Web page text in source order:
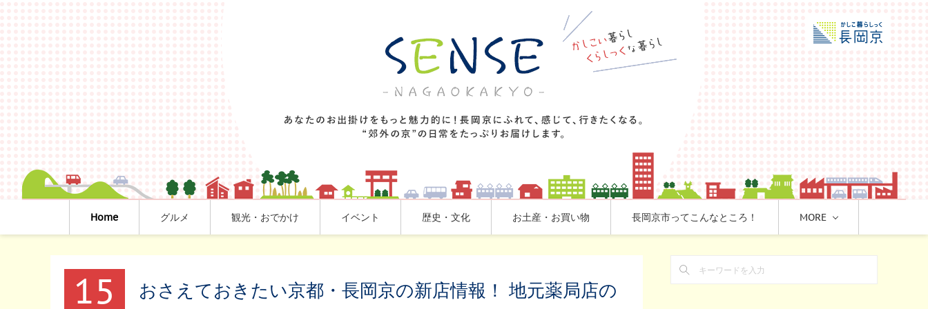
Home グルメ 観光・おでかけ イベント 歴史・文化 お土産・お買い物 長岡京市ってこんなところ！ MORE
15
おさえておきたい京都・長岡京の新店情報！ 地元薬局店の